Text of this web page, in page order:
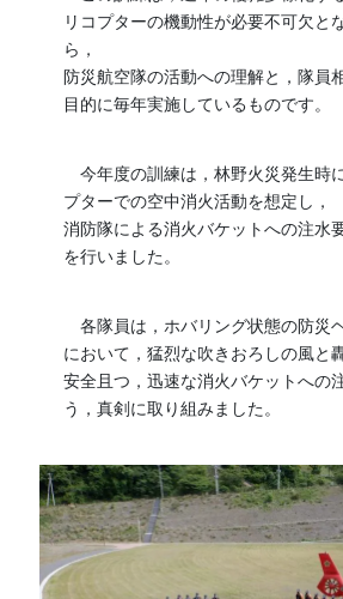
リコプターの機動性が必要不可欠と
ら，
防災航空隊の活動への理解と，隊員
目的に毎年実施しているものです。
今年度の訓練は，林野火災発生時
プターでの空中消火活動を想定し，
消防隊による消火バケットへの注水
を行いました。
各隊員は，ホバリング状態の防災
において，猛烈な吹きおろしの風と
安全且つ，迅速な消火バケットへの
う，真剣に取り組みました。